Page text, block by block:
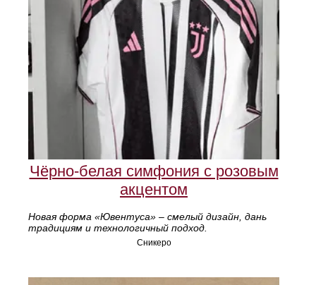
Чёрно-белая симфония с розовым
акцентом
Новая форма «Ювентуса» – смелый дизайн, дань
традициям и технологичный подход.
Сникеро